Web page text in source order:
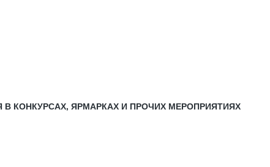
КОНКУРСАХ, ЯРМАРКАХ И ПРОЧИХ МЕРОПРИЯТИЯХ